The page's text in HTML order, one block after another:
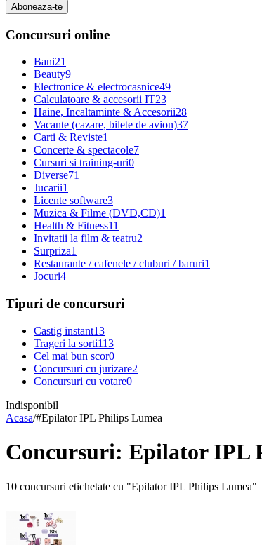
Aboneaza-te
Concursuri online
Bani21
Beauty9
Electronice & electrocasnice49
Calculatoare & accesorii IT23
Haine, Incaltaminte & Accesorii28
Vacante (cazare, bilete de avion)37
Carti & Reviste1
Concerte & spectacole7
Cursuri si training-uri0
Diverse71
Jucarii1
Licente software3
Muzica & Filme (DVD,CD)1
Health & Fitness11
Invitatii la film & teatru2
Surpriza1
Restaurante / cafenele / cluburi / baruri1
Jocuri4
Tipuri de concursuri
Castig instant13
Trageri la sorti113
Cel mai bun scor0
Concursuri cu jurizare2
Concursuri cu votare0
Indisponibil
Acasa/#Epilator IPL Philips Lumea
Concursuri: Epilator IPL
10 concursuri etichetate cu "Epilator IPL Philips Lumea"